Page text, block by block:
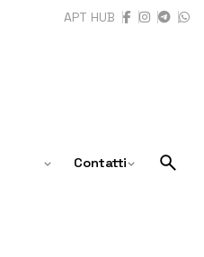
APT HUB
Contatti